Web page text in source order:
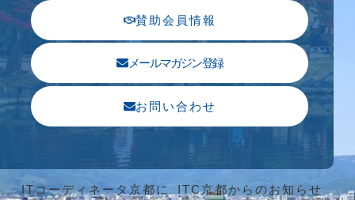
賛助会員情報
メールマガジン登録
お問い合わせ
ITコーディネータ京都に
ITC京都からのお知らせ